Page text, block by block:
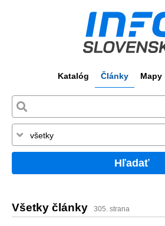
Katalóg Články Mapy
Hľadať
Všetky články 305. strana